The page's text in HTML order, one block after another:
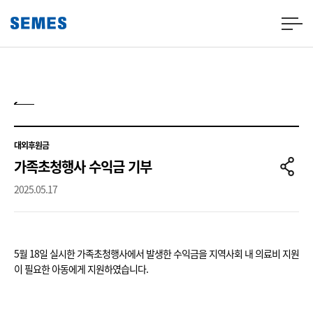
대외후원금
가족초청행사 수익금 기부
2025.05.17
5월 18일 실시한 가족초청행사에서 발생한 수익금을 지역사회 내 의료비 지원
이 필요한 아동에게 지원하였습니다.